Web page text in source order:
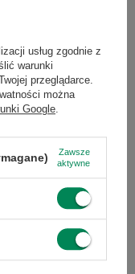
usług zgodnie z
warunki
przeglądarce.
można
Google
Zawsze
aktywne